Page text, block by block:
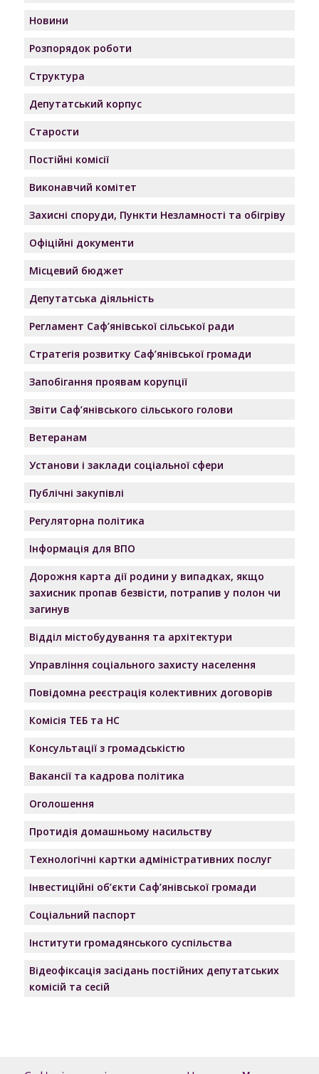
Новини
Розпорядок роботи
Структура
Депутатський корпус
Старости
Постійні комісії
Виконавчий комітет
Захисні споруди, Пункти Незламності та обігріву
Офіційні документи
Місцевий бюджет
Депутатська діяльність
Регламент Саф’янівської сільської ради
Стратегія розвитку Саф’янівської громади
Запобігання проявам корупції
Звіти Саф’янівського сільського голови
Ветеранам
Установи і заклади соціальної сфери
Публічні закупівлі
Регуляторна політика
Інформація для ВПО
Дорожня карта дії родини у випадках, якщо
захисник пропав безвісти, потрапив у полон чи
загинув
Відділ містобудування та архітектури
Управління соціального захисту населення
Повідомна реєстрація колективних договорів
Комісія ТЕБ та НС
Консультації з громадськістю
Вакансії та кадрова політика
Оголошення
Протидія домашньому насильству
Технологічні картки адміністративних послуг
Інвестиційні об’єкти Саф’янівської громади
Соціальний паспорт
Інститути громадянського суспільства
Відеофіксація засідань постійних депутатських
комісій та сесій